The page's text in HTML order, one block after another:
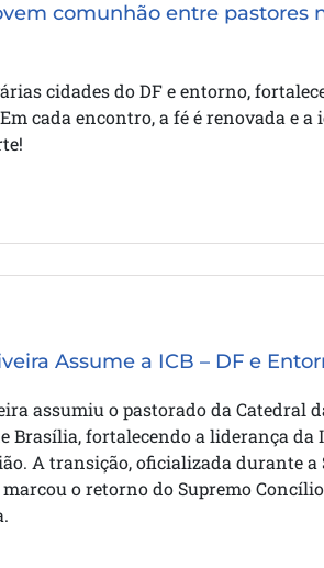
comunhão entre pastores
cidades do DF e entorno,
cada encontro, a fé é renovada e a
Assume a ICB – DF e
assumiu o pastorado da Catedral
Brasília, fortalecendo a liderança da
A transição, oficializada durante a
o retorno do Supremo